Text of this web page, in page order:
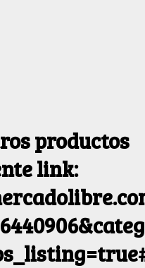
productos
link: